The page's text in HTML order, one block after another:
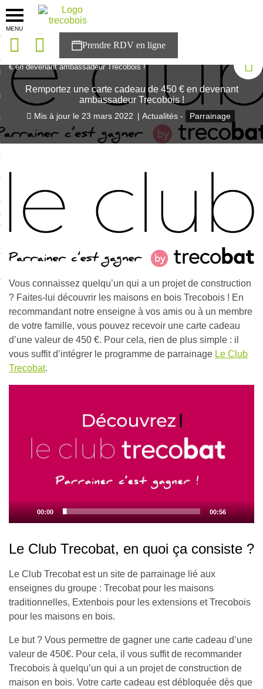
MENU
solutions
Trecobois
à NESTOR
€ en devenant ambassadeur Trecobois !
Remportez une carte cadeau de 450 € en devenant
ambassadeur Trecobois !
Mis à jour le 23 mars 2022 | Actualités - Parrainage
Vous connaissez quelqu’un qui a un projet de construction
? Faites-lui découvrir les maisons en bois Trecobois ! En
recommandant notre enseigne à vos amis ou à un membre
de votre famille, vous pouvez recevoir une carte cadeau
d’une valeur de 450 €. Pour cela, rien de plus simple : il
vous suffit d’intégrer le programme de parrainage Le Club
Trecobat.
00:00 00:56
Le Club Trecobat, en quoi ça consiste ?
Le Club Trecobat est un site de parrainage lié aux
enseignes du groupe : Trecobat pour les maisons
traditionnelles, Extenbois pour les extensions et Trecobois
pour les maisons en bois.
Le but ? Vous permettre de gagner une carte cadeau d’une
valeur de 450€. Pour cela, il vous suffit de recommander
Trecobois à quelqu’un qui a un projet de construction de
maison en bois. Votre carte cadeau est débloquée dès que